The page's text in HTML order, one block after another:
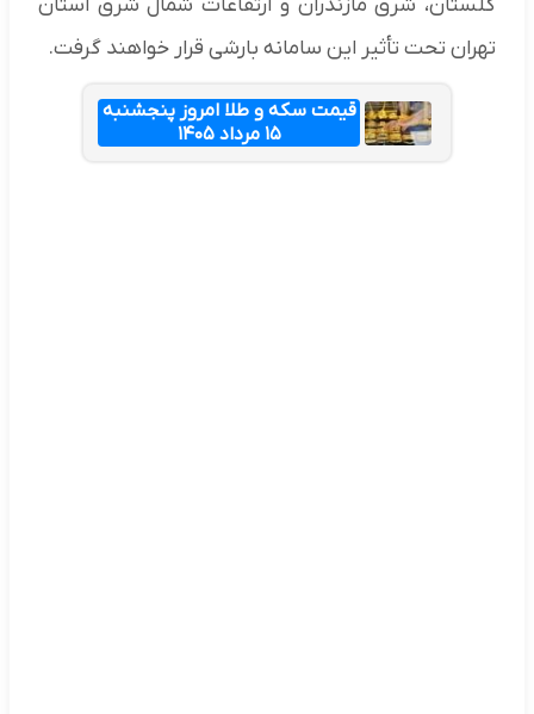
گلستان، شرق مازندران و ارتفاعات شمال شرق استان
تهران تحت تأثیر این سامانه بارشی قرار خواهند گرفت.
قیمت سکه و طلا امروز پنجشنبه
۱۵ مرداد ۱۴۰۵